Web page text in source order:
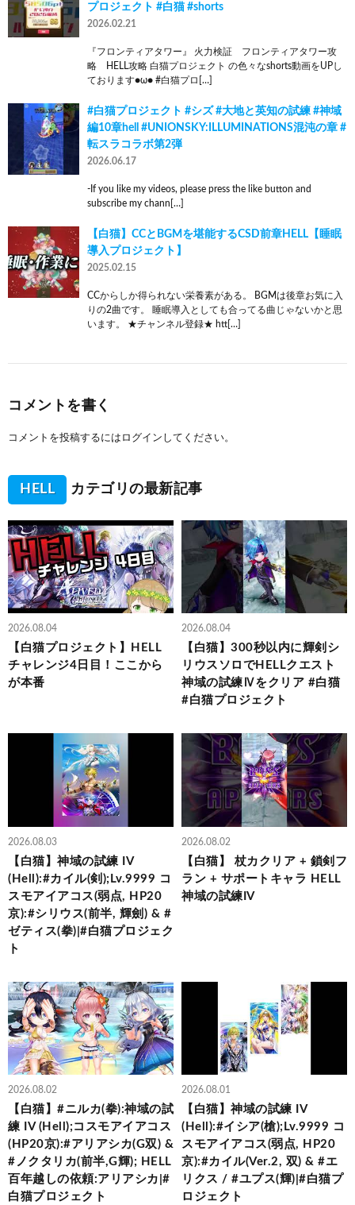
プロジェクト #白猫 #shorts
2026.02.21
『フロンティアタワー』 火力検証 フロンティアタワー攻
略 HELL攻略 白猫プロジェクト の色々なshorts動画をUPし
ております●ω● #白猫プロ[…]
#白猫プロジェクト #シズ #大地と英知の試練 #神域
編10章hell #UNIONSKY:ILLUMINATIONS混沌の章 #
転スラコラボ第2弾
2026.06.17
-If you like my videos, please press the like button and
subscribe my chann[…]
【白猫】CCとBGMを堪能するCSD前章HELL【睡眠
導入プロジェクト】
2025.02.15
CCからしか得られない栄養素がある。 BGMは後章お気に入
りの2曲です。 睡眠導入としても合ってる曲じゃないかと思
います。 ★チャンネル登録★ htt[…]
コメントを書く
コメントを投稿するには ログイン してください。
HELL カテゴリの最新記事
2026.08.04
【白猫プロジェクト】HELL
チャレンジ4日目！ここから
が本番
2026.08.04
【白猫】300秒以内に輝剣シ
リウスソロでHELLクエスト
神域の試練Ⅳをクリア #白猫
#白猫プロジェクト
2026.08.03
【白猫】神域の試練 IV
(Hell):#カイル(剣);Lv.9999 コ
スモアイアコス(弱点, HP20
京):#シリウス(前半, 輝劍) & #
ゼティス(拳)|#白猫プロジェク
ト
2026.08.02
【白猫】 杖カクリア + 鎖剣フ
ラン + サポートキャラ HELL
神域の試練IV
2026.08.02
【白猫】#ニルカ(拳):神域の試
練 IV (Hell);コスモアイアコス
(HP20京):#アリアシカ(G双) &
#ノクタリカ(前半,G輝); HELL
百年越しの依頼:アリアシカ|#
白猫プロジェクト
2026.08.01
【白猫】神域の試練 IV
(Hell):#イシア(槍);Lv.9999 コ
スモアイアコス(弱点, HP20
京):#カイル(Ver.2, 双) & #エ
リクス / #ユプス(輝)|#白猫プ
ロジェクト